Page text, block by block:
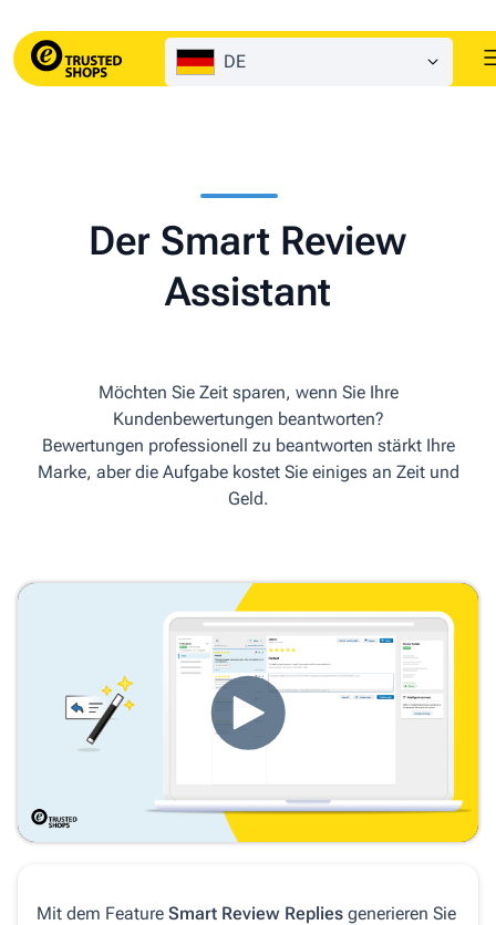
DE
Der Smart Review
Assistant
Möchten Sie Zeit sparen, wenn Sie Ihre
Kundenbewertungen beantworten?
Bewertungen professionell zu beantworten stärkt Ihre
Marke, aber die Aufgabe kostet Sie einiges an Zeit und
Geld.
Mit dem Feature Smart Review Replies generieren Sie